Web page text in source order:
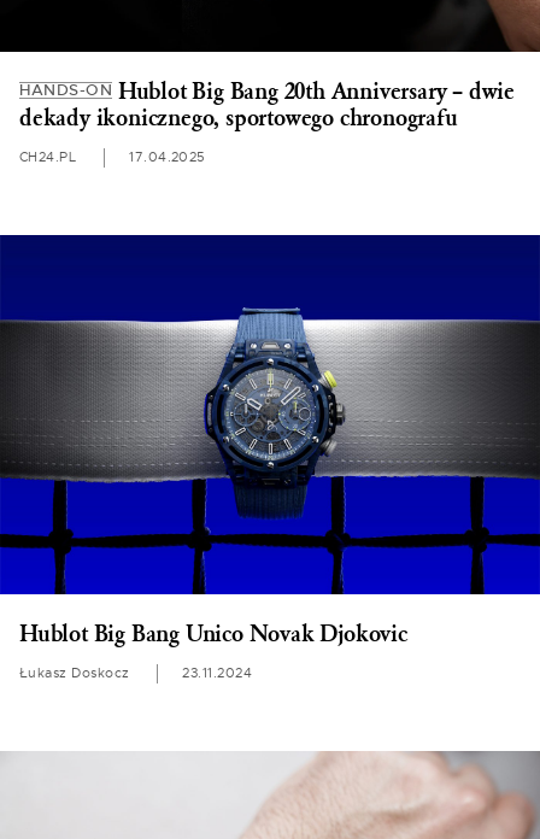
HANDS-ON Hublot Big Bang 20th Anniversary – dwie
dekady ikonicznego, sportowego chronografu
CH24.PL 17.04.2025
Hublot Big Bang Unico Novak Djokovic
Łukasz Doskocz 23.11.2024